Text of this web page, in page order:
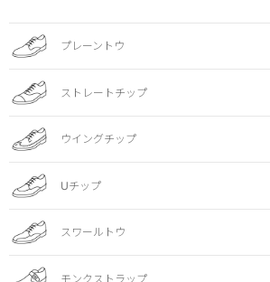
プレーントウ
ストレートチップ
ウイングチップ
Uチップ
スワールトウ
モンクストラップ